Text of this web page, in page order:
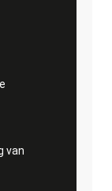
van